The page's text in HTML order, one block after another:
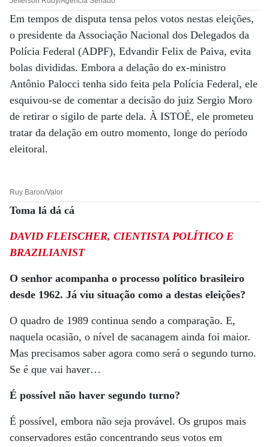
Em tempos de disputa tensa pelos votos nestas eleições,
o presidente da Associação Nacional dos Delegados da
Polícia Federal (ADPF), Edvandir Felix de Paiva, evita
bolas divididas. Embora a delação do ex-ministro
Antônio Palocci tenha sido feita pela Polícia Federal, ele
esquivou-se de comentar a decisão do juiz Sergio Moro
de retirar o sigilo de parte dela. À ISTOÉ, ele prometeu
tratar da delação em outro momento, longe do período
eleitoral.
Ruy Baron/Valor
Toma lá dá cá
DAVID FLEISCHER, CIENTISTA POLÍTICO E
BRAZILIANIST
O senhor acompanha o processo político brasileiro
desde 1962. Já viu situação como a destas eleições?
O quadro de 1989 continua sendo a comparação. E,
naquela ocasião, o nível de sacanagem ainda foi maior.
Mas precisamos saber agora como será o segundo turno.
Se é que vai haver…
É possível não haver segundo turno?
É possível, embora não seja provável. Os grupos mais
conservadores estão concentrando seus votos em